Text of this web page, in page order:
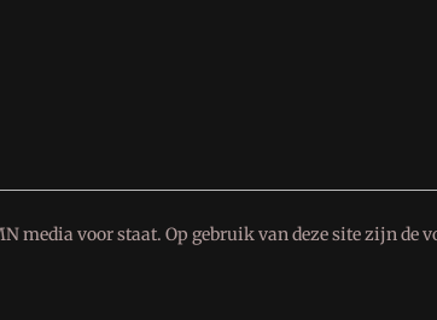
media voor staat. Op gebruik van deze site zijn de